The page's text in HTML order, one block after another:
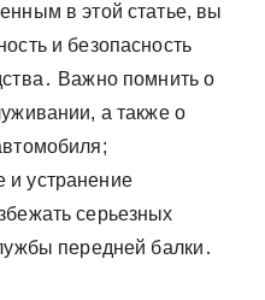
в этой статье, вы
и безопасность
Важно помнить о
а также о
устранение
серьезных
передней балки․